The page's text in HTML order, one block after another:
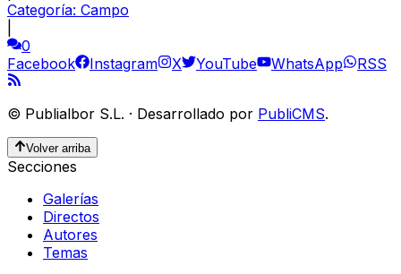
Categoría: Campo
0
Facebook
Instagram X YouTube WhatsApp RSS
© Publialbor S.L. · Desarrollado por PubliCMS.
Volver arriba
Secciones
Galerías
Directos
Autores
Temas